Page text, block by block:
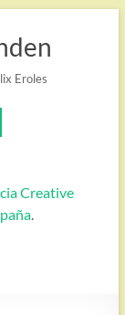
Eroles
Creative
.